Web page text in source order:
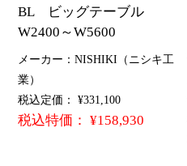
BL ビッグテーブル
W2400～W5600
メーカー：NISHIKI（ニシキ工
業）
税込定価： ¥331,100
税込特価： ¥158,930